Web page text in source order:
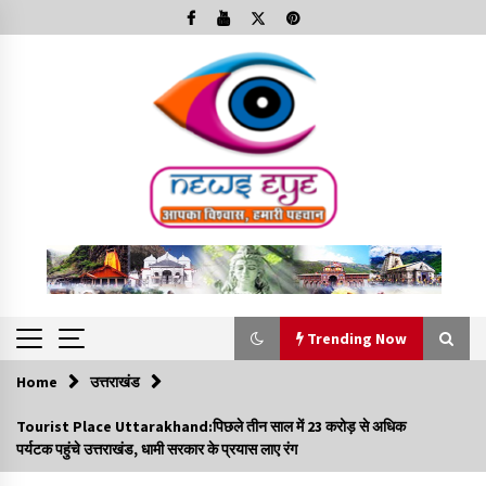
to
Trending Now
Trending Now
Minorities Rights Day : विश्व अल्पसंख्यक अधिकार दिवस
कार्यक्रम में शामिल हुए सीएम,आधुनिक मदरसों का नाम अब्दुल कलाम के नाम
Home उत्तराखंड
Tourist Place Uttarakhand:पिछले तीन साल में 23 करोड़ से अधिक
पर्यटक पहुंचे उत्तराखंड, धामी सरकार के प्रयास लाए रंग